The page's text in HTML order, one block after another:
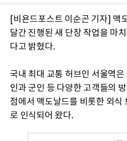
[비욘드포스트 이순곤 기자] 맥
달간 진행된 새 단장 작업을 마
다고 밝혔다.
국내 최대 교통 허브인 서울역
인과 군인 등 다양한 고객들의
점에서 맥도날드를 비롯한 외식
로 인식되어 왔다.